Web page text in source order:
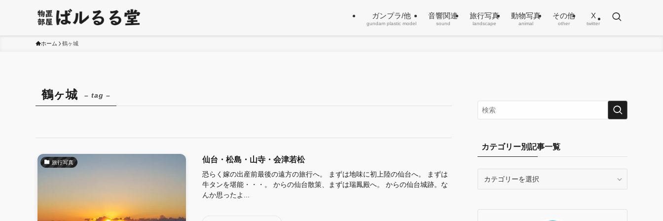
ガンプラ/他
gundam plastic model
音響関連
sound
旅行写真
landscape
動物写真
animal
その他
other
X
twitter
ホーム 鶴ヶ城
鶴ヶ城 – tag –
旅行写真 仙台・松島・山寺・会津若松
恐らく嫁の出産前最後の遠方の旅行へ。 まずは地味に初上陸の仙台へ。 まずは
牛タンを堪能・・・。 からの仙台散策、まずは瑞鳳殿へ。 からの仙台城跡。な
んか思ったよ...
カテゴリー別記事一覧